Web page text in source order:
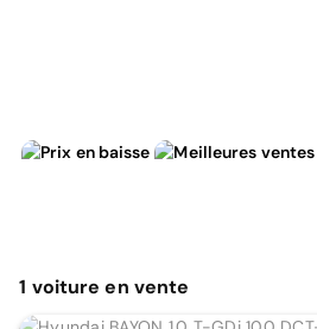
1 voitureen vente